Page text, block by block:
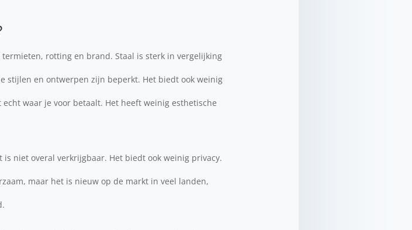
rotting en brand. Staal is sterk in vergelijking
stijlen en ontwerpen zijn beperkt. Het biedt ook weinig
waar je voor betaalt. Het heeft weinig esthetische
niet overal verkrijgbaar. Het biedt ook weinig privacy.
maar het is nieuw op de markt in veel landen,